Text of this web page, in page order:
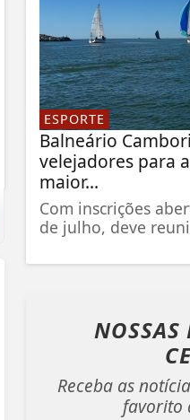
ESPORTE
Balneário
velejadores para
maior...
Com inscrições
de julho, deve
Receba as
favorito